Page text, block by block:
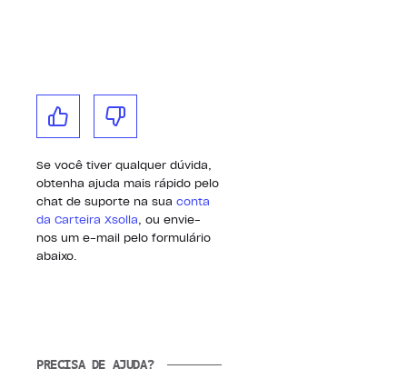
Se você tiver qualquer dúvida,
obtenha ajuda mais rápido pelo
chat de suporte na sua conta
da Carteira Xsolla , ou envie-
nos um e-mail pelo formulário
abaixo.
PRECISA DE AJUDA?